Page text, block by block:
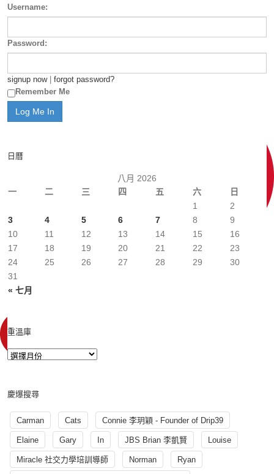
Username:
Password:
signup now| forgot password?
Remember Me
日曆
八月 2026
一
二 三 四 五 六 日
« 七月
1
2
3
4 5 6 7 8
9
10
11 12 13 14 15
16
17
18 19 20 21 22
23
24
25 26 27 28 29
30
31
重溫庫
慶爆搜尋
Carman Cats Connie 李玥穎 - Founder of Drip39
Elaine Gary In JBS Brian 李凱賢 Louise
Miracle 社交力學培訓導師 Norman Ryan